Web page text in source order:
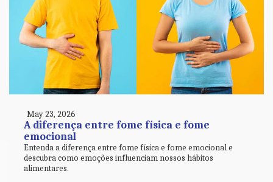
May 23, 2026
A diferença entre fome física e fome
emocional
Entenda a diferença entre fome física e fome emocional e
descubra como emoções influenciam nossos hábitos
alimentares.